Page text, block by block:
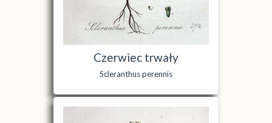
Czerwiec trwały
Scleranthus perennis